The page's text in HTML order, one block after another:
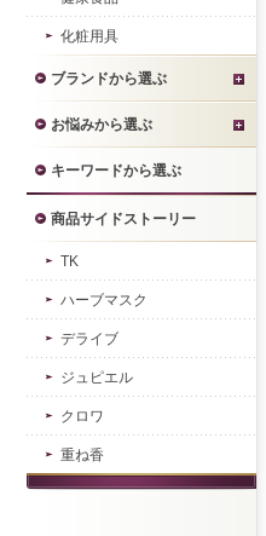
化粧用具
ブランドから選ぶ
お悩みから選ぶ
キーワードから選ぶ
商品サイドストーリー
TK
ハーブマスク
デライブ
ジュピエル
クロワ
重ね香